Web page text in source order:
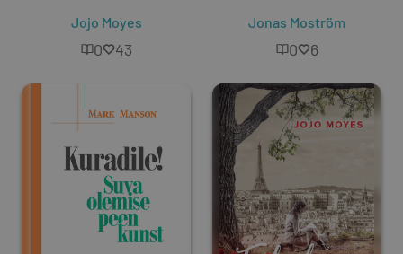
Jojo Moyes
0 43
Jonas Moström
0 6